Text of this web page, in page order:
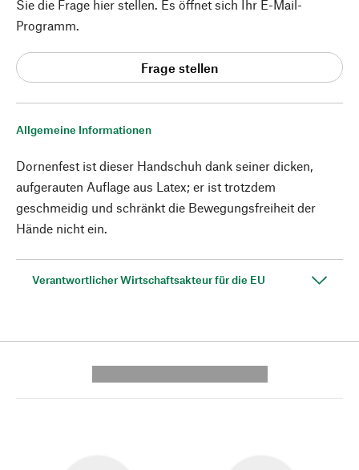
Allgemeine Informationen
Dornenfest ist dieser Handschuh dank seiner dicken,
aufgerauten Auflage aus Latex; er ist trotzdem
geschmeidig und schränkt die Bewegungsfreiheit der
Hände nicht ein.
Verantwortlicher Wirtschaftsakteur für die EU
Sie die Frage hier stellen. Es öffnet sich Ihr E-Mail-
Programm.
Frage stellen